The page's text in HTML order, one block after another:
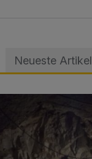
Neueste Artikel